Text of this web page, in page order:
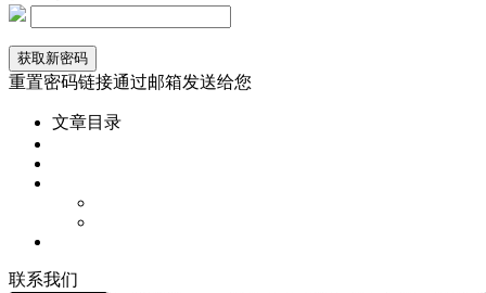
重置密码链接通过邮箱发送给您
文章目录
联系我们